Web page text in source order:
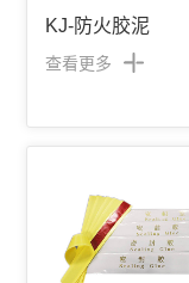
KJ-防火胶泥
查看更多